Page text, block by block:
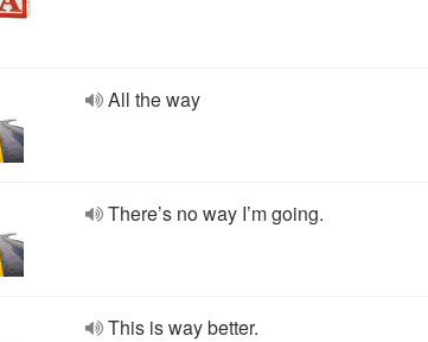
All the way
There’s no way I’m going.
This is way better.